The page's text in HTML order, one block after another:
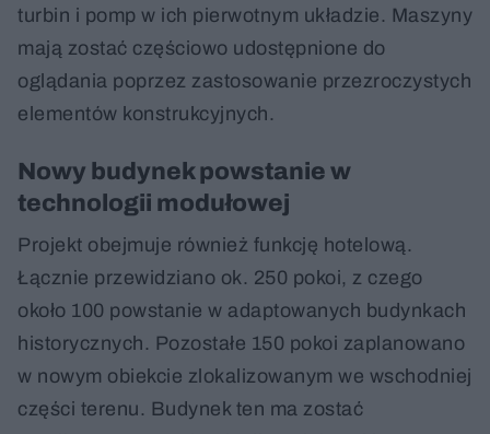
turbin i pomp w ich pierwotnym układzie. Maszyny
mają zostać częściowo udostępnione do
oglądania poprzez zastosowanie przezroczystych
elementów konstrukcyjnych.
Nowy budynek powstanie w
technologii modułowej
Projekt obejmuje również funkcję hotelową.
Łącznie przewidziano ok. 250 pokoi, z czego
około 100 powstanie w adaptowanych budynkach
historycznych. Pozostałe 150 pokoi zaplanowano
w nowym obiekcie zlokalizowanym we wschodniej
części terenu. Budynek ten ma zostać